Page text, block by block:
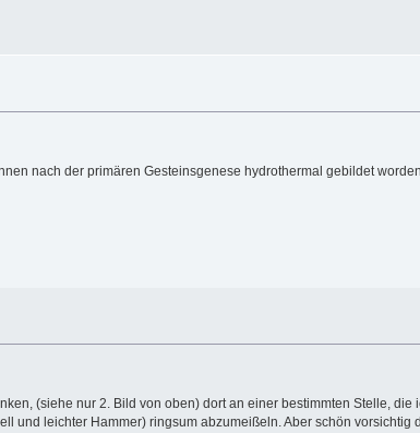
nach der primären Gesteinsgenese hydrothermal gebildet
(siehe nur 2. Bild von oben) dort an einer bestimmten Stelle, die
und leichter Hammer) ringsum abzumeißeln. Aber schön vorsichtig